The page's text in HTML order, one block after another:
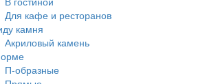
Для кафе и ресторанов
камня
Акриловый камень
П-образные